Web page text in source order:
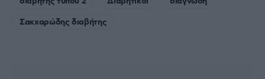
Σακχαρώδης διαβήτης